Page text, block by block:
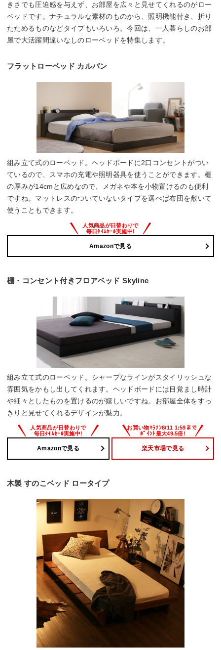
きさでも圧迫感を与えず、お部屋を広々と見せてくれるのがロー
ベッドです。ナチュラルな素材のものから、照明機能付き、折り
たためるものなどタイプもいろいろ。今回は、一人暮らしのお部
屋で大活躍間違いなしのローベッドを特集します。
フラットローベッド カルバン
組み立て式のローベッド。ヘッドボードに2口コンセントがつい
ているので、スマホの充電や照明器具を使うことができます。棚
の厚みが14cmと広めなので、メガネや本を小物置けるのも便利
ですね。マットレスのついていないタイプを選べば布団を敷いて
使うこともできます。
Amazonで見る
棚・コンセント付きフロアベッド Skyline
組み立て式のローベッド。シャープなラインがスタイリッシュな
雰囲気をかもし出してくれます。ヘッドボードには目覚まし時計
や細々としたものを置けるのが嬉しいですね。お部屋全体をすっ
きりと見せてくれるデザインが魅力。
Amazonで見る 楽天市場で見る
木製 すのこベッド ロータイプ